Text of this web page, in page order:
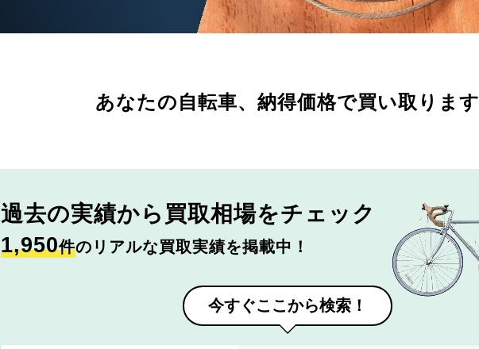
あなたの自転車、 納得価格で買い取ります
過去の実績から 買取相場をチェック
1,950件のリアルな買取実績を掲載中！
今すぐここから検索！